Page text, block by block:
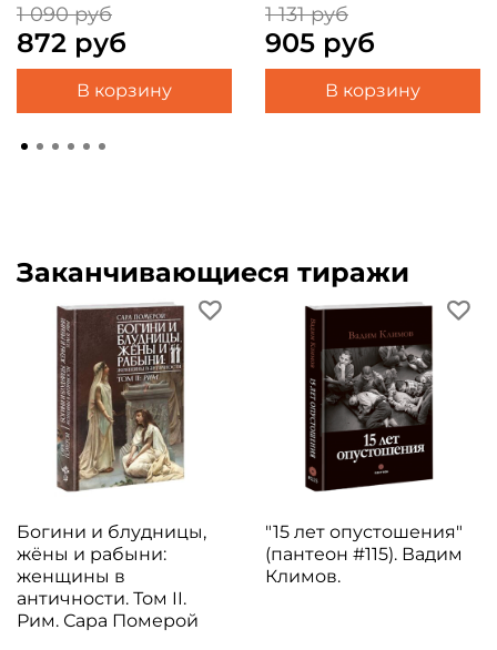
1 090 руб
872 руб
В корзину
1 131 руб
905 руб
В корзину
Заканчивающиеся тиражи
Богини и блудницы,
жёны и рабыни:
женщины в
античности. Том II.
Рим. Сара Померой
"15 лет опустошения"
(пантеон #115). Вадим
Климов.